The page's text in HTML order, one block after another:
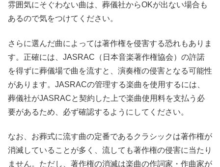
雰囲気にそぐわない曲は、葬儀社からOKが出ない場合も
あるので気をつけてください。
さらに選んだ曲によっては著作権を侵害する恐れもありま
す。正確には、JASRAC（日本音楽著作権協会）の許諾
を得ずに葬儀場で曲を流すと、演奏権の侵害となる可能性
があります。JASRACの管理する楽曲を使用するには、
葬儀社がJASRACと契約した上で楽曲使用料を支払う必
要があるため、必ず確認するようにしてください。
なお、お葬式に流す曲の定番であるクラシックは著作権が
消滅していることが多く、流しても著作権の侵害に当たり
ません。ただし、著作権の消滅は楽曲の作詞家・作曲家が